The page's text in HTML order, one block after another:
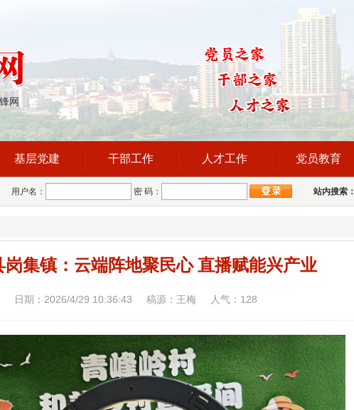
网
基层党建 干部工作 人才工作 党员教育
用户名： 密 码： 站内搜索：
岗集镇：云端阵地聚民心 直播赋能兴产业
日期：2026/4/29 10:36:43 稿源：王梅 人气： 128